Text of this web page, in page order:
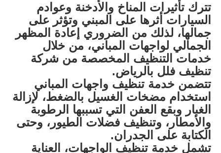
تترك تأثيرات المناخ والأدخنة وعوادم
السيارات أثرها على المبني وتؤثر على
جمالها، لذلك من الضروري إعادة المظهر
الجمالي لواجهات المباني، من خلال
خدمات التنظيف المخصصة من شركة
تنظيف فلل بالرياض.
تتضمن خدمة تنظيف واجهات المباني
استخدام مضخات الغسيل بالضغط، لإزالة
الغبار وبقع العفن التي تسببها الرطوبة
والأمطار، وتنظيف فضلات الطيور، وحتى
الكتابة على الجدران.
تشمل خدمة تنظيف الواجهات، العناية